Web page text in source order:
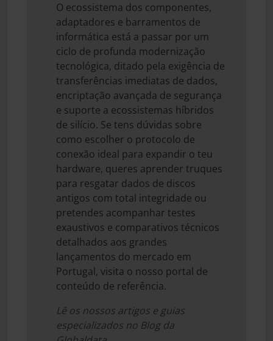
O ecossistema dos componentes,
adaptadores e barramentos de
informática está a passar por um
ciclo de profunda modernização
tecnológica, ditado pela exigência de
transferências imediatas de dados,
encriptação avançada de segurança
e suporte a ecossistemas híbridos
de silício. Se tens dúvidas sobre
como escolher o protocolo de
conexão ideal para expandir o teu
hardware, queres aprender truques
para resgatar dados de discos
antigos com total integridade ou
pretendes acompanhar testes
exaustivos e comparativos técnicos
detalhados aos grandes
lançamentos do mercado em
Portugal, visita o nosso portal de
conteúdo de referência.
Lê os nossos artigos e guias
especializados no Blog da